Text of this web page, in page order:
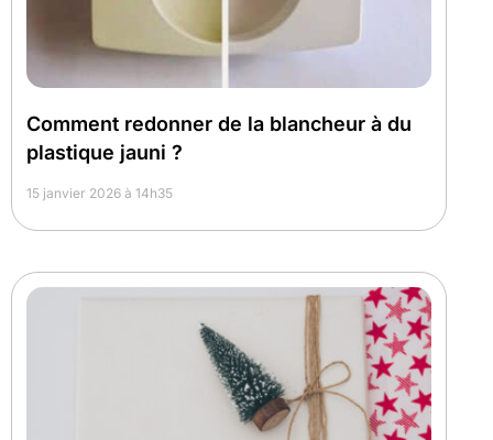
Comment redonner de la blancheur à du
plastique jauni ?
15 janvier 2026 à 14h35